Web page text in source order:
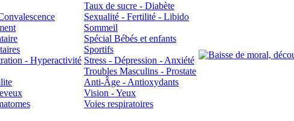
- Hyperactivité
Taux de sucre - Diabète
Sexualité - Fertilité - Libido
Sommeil
Spécial Bébés et enfants
Sportifs
Stress - Dépression - Anxiété
Troubles Masculins - Prostate
Anti-Âge - Antioxydants
Vision - Yeux
Voies respiratoires